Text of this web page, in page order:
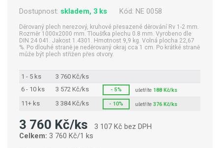
Dostupnost: skladem, 3 ks Kód: NE 0058
Děrovaný plech nerezový, kruhové přesazené děrování Rv 1-2 mm.
Rozměr 1000x2000 mm. Tloušťka plechu 0.8 mm. Vyrobeno dle
DIN 24 041. Jakost 1.4301. Hmotnost 9,9 kg. Volná plocha 22,67
%. Po dlouhé straně je neděrovaný okraj cca 1 cm. Po krátké straně
může být plech střižen přes otvory.
1 - 5 ks
3 760 Kč/ks
6 - 10 ks
3 572 Kč/ks - 5% ušetříte 188 Kč/ks
11+ ks 3 384 Kč/ks - 10% ušetříte376 Kč/ks
3 760 Kč/ks
3 107 Kč bez DPH
Celkem: 3 760 Kč/1 ks